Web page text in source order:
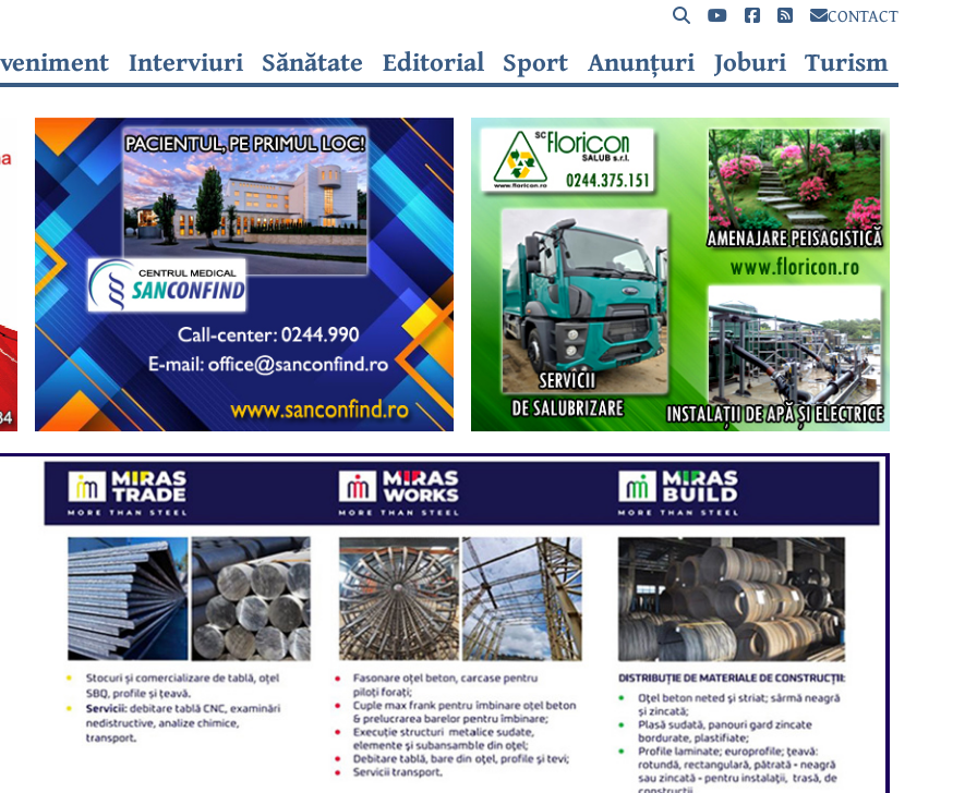
CONTACT
Interviuri Sănătate Editorial Sport Anunțuri Joburi Turism